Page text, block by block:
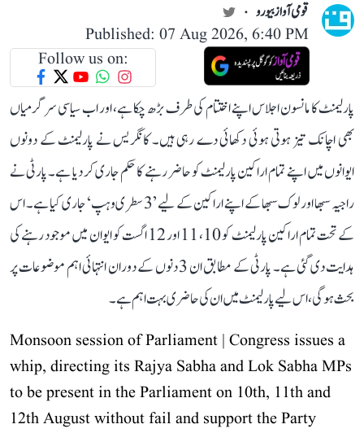
قومی آواز بیورو
Published: 07 Aug 2026, 6:40 PM
Follow us on:
پارلیمنٹ کا مانسون اجلاس اپنے اختتام کی طرف بڑھ چکا ہے، اور اب سیاسی سرگرمیاں
بھی اچانک تیز ہوتی ہوئی دکھائی دے رہی ہیں۔ کانگریس نے پارلیمنٹ کے دونوں
ایوانوں میں اپنے تمام اراکین پارلیمنٹ کو حاضر رہنے کا حکم جاری کر دیا ہے۔ پارٹی نے
راجیہ سبھا اور لوک سبھا کے اپنے اراکین کے لیے ’3 سطری وہپ‘ جاری کیا ہے۔ اس
کے تحت تمام اراکین پارلیمنٹ کو 10، 11 اور 12 اگست کو ایوان میں موجود رہنے کی
ہدایت دی گئی ہے۔ پارٹی کے مطابق ان 3 دنوں کے دوران انتہائی اہم موضوعات پر
بحث ہوگی، اس لیے پارلیمنٹ میں ان کی حاضری بہت اہم ہے۔
Monsoon session of Parliament | Congress issues a
whip, directing its Rajya Sabha and Lok Sabha MPs
to be present in the Parliament on 10th, 11th and
12th August without fail and support the Party